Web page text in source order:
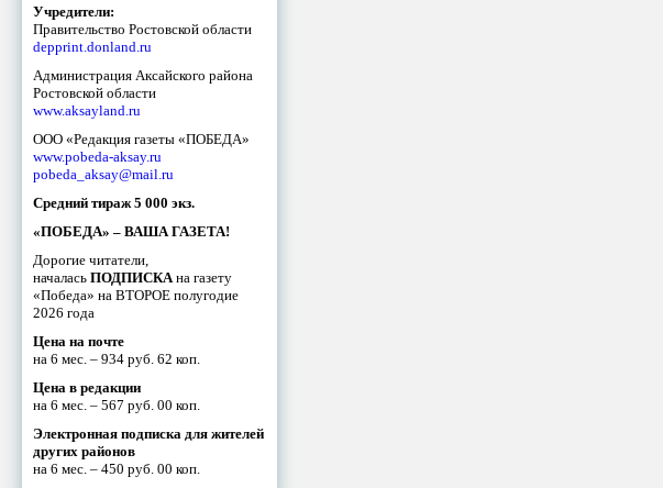
Учредители:
Правительство Ростовской области
depprint.donland.ru
Администрация Аксайского района
Ростовской области
www.aksayland.ru
ООО «Редакция газеты «ПОБЕДА»
www.pobeda-aksay.ru
pobeda_aksay@mail.ru
Средний тираж 5 000 экз.
«ПОБЕДА» – ВАША ГАЗЕТА!
Дорогие читатели,
началась ПОДПИСКАна газету
«Победа» на ВТОРОЕ полугодие
2026 года
Цена на почте
на 6 мес. – 934 руб. 62 коп.
Цена в редакции
на 6 мес. – 567 руб. 00 коп.
Электронная подписка для жителей
других районов
на 6 мес. – 450 руб. 00 коп.